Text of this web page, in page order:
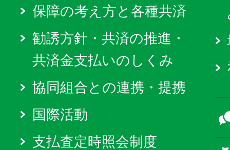
保障の考え方と各種共済
勧誘方針・共済の推進・
共済金支払いのしくみ
協同組合との連携・提携
国際活動
支払査定時照会制度